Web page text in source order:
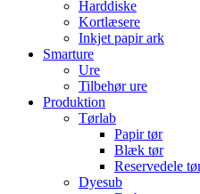
Harddiske
Kortlæsere
Inkjet papir ark
Smarture
Ure
Tilbehør ure
Produktion
Tørlab
Papir tør
Blæk tør
Reservedele
Dyesub